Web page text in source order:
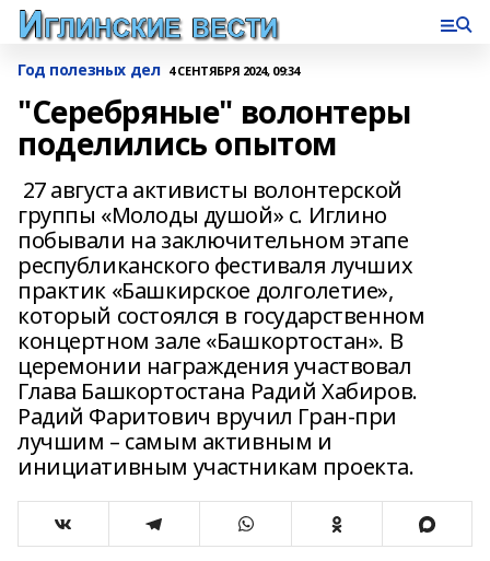
Год полезных дел 4 СЕНТЯБРЯ 2024, 09:34
"Серебряные" волонтеры
поделились опытом
27 августа активисты волонтерской
группы «Молоды душой» с. Иглино
побывали на заключительном этапе
республиканского фестиваля лучших
практик «Башкирское долголетие»,
который состоялся в государственном
концертном зале «Башкортостан». В
церемонии награждения участвовал
Глава Башкортостана Радий Хабиров.
Радий Фаритович вручил Гран-при
лучшим – самым активным и
инициативным участникам проекта.